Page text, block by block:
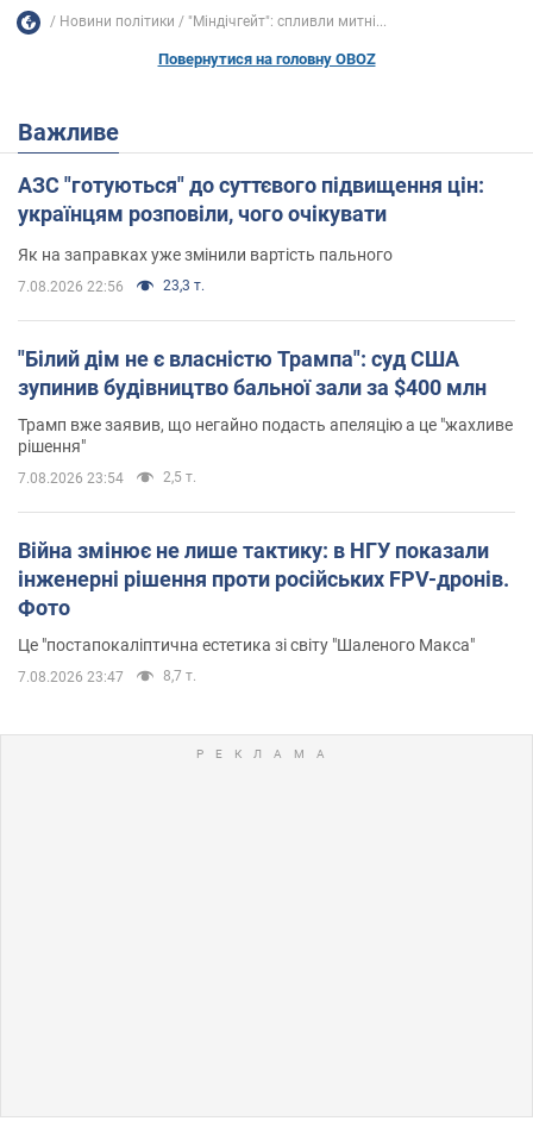
Новини політики "Міндічгейт": спливли митні...
Повернутися на головну OBOZ
Важливе
АЗС "готуються" до суттєвого підвищення цін:
українцям розповіли, чого очікувати
Як на заправках уже змінили вартість пального
7.08.2026 22:56 23,3 т.
"Білий дім не є власністю Трампа": суд США
зупинив будівництво бальної зали за $400 млн
Трамп вже заявив, що негайно подасть апеляцію а це "жахливе
рішення"
7.08.2026 23:54 2,5 т.
Війна змінює не лише тактику: в НГУ показали
інженерні рішення проти російських FPV-дронів.
Фото
Це "постапокаліптична естетика зі світу "Шаленого Макса"
7.08.2026 23:47 8,7 т.